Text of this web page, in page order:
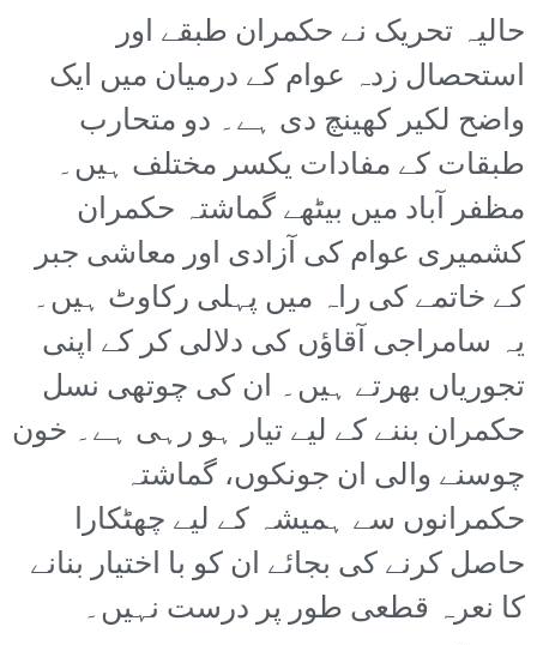
حالیہ تحریک نے حکمران طبقے اور
استحصال زدہ عوام کے درمیان میں ایک
واضح لکیر کھینچ دی ہے۔ دو متحارب
طبقات کے مفادات یکسر مختلف ہیں۔
مظفر آباد میں بیٹھے گماشتہ حکمران
کشمیری عوام کی آزادی اور معاشی جبر
کے خاتمے کی راہ میں پہلی رکاوٹ ہیں۔
یہ سامراجی آقاؤں کی دلالی کر کے اپنی
تجوریاں بھرتے ہیں۔ ان کی چوتھی نسل
حکمران بننے کے لیے تیار ہو رہی ہے۔ خون
چوسنے والی ان جونکوں، گماشتہ
حکمرانوں سے ہمیشہ کے لیے چھٹکارا
حاصل کرنے کی بجائے ان کو با اختیار بنانے
کا نعرہ قطعی طور پر درست نہیں۔